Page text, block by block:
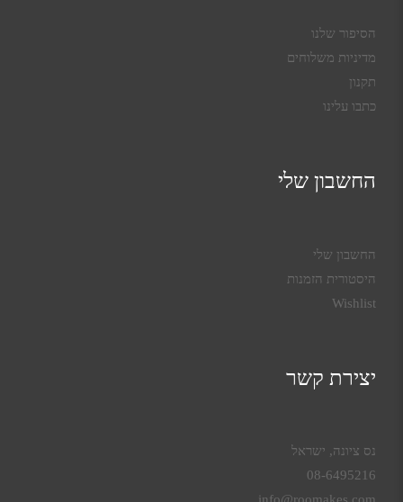
הסיפור שלנו
מדיניות משלוחים
תקנון
כתבו עלינו
החשבון שלי
החשבון שלי
היסטורית הזמנות
Wishlist
יצירת קשר
נס ציונה, ישראל
08-6495216